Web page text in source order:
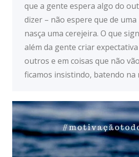
que a gente espera algo do
dizer – não espere que de
nasça uma cerejeira. O que
além da gente criar
outros e em coisas que não
ficamos insistindo, batendo na